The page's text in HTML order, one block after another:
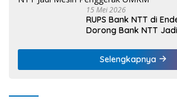
15 Mei 2026
RUPS Bank NTT di
Dorong Bank NTT
Selengkapnya